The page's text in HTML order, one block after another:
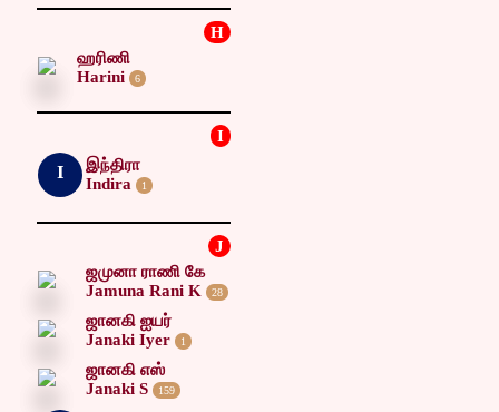
H
ஹரிணி
Harini
6
I
I
இந்திரா
Indira
1
J
ஜமுனா ராணி கே
Jamuna Rani K
28
ஜானகி ஐயர்
Janaki Iyer
1
ஜானகி எஸ்
Janaki S
159